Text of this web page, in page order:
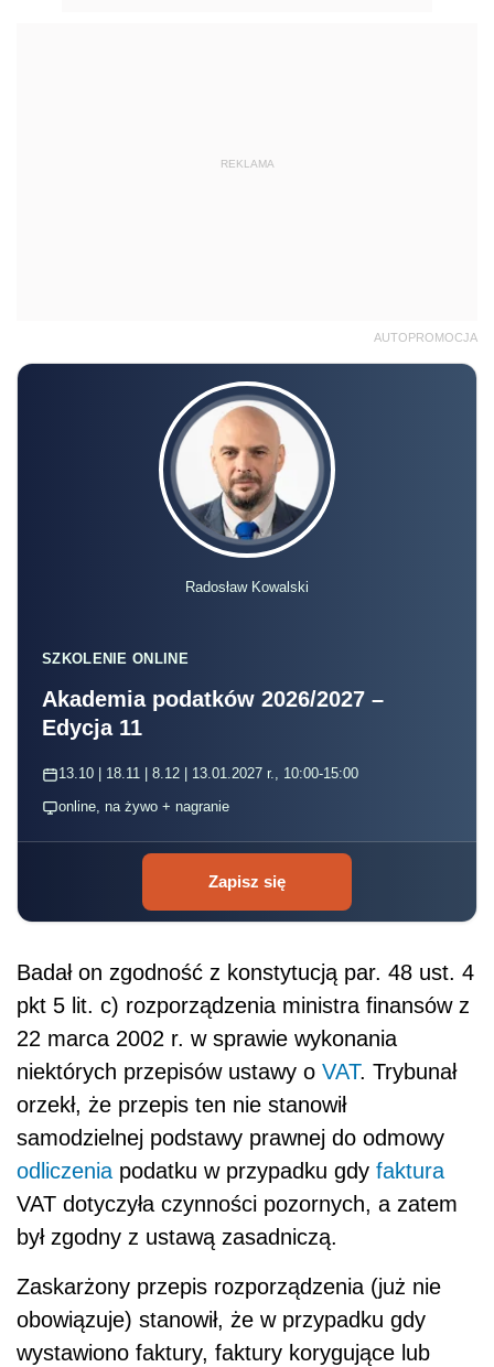
REKLAMA
AUTOPROMOCJA
Radosław Kowalski
SZKOLENIE ONLINE
Akademia podatków 2026/2027 –
Edycja 11
13.10 | 18.11 | 8.12 | 13.01.2027 r., 10:00-15:00
online, na żywo + nagranie
Zapisz się
Badał on zgodność z konstytucją par. 48 ust. 4
pkt 5 lit. c) rozporządzenia ministra finansów z
22 marca 2002 r. w sprawie wykonania
niektórych przepisów ustawy o VAT. Trybunał
orzekł, że przepis ten nie stanowił
samodzielnej podstawy prawnej do odmowy
odliczenia podatku w przypadku gdy faktura
VAT dotyczyła czynności pozornych, a zatem
był zgodny z ustawą zasadniczą.
Zaskarżony przepis rozporządzenia (już nie
obowiązuje) stanowił, że w przypadku gdy
wystawiono faktury, faktury korygujące lub